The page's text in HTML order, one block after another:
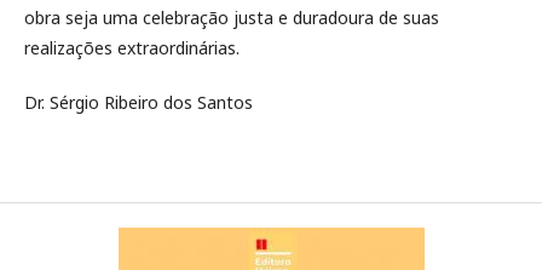
obra seja uma celebração justa e duradoura de suas
realizações extraordinárias.
Dr. Sérgio Ribeiro dos Santos